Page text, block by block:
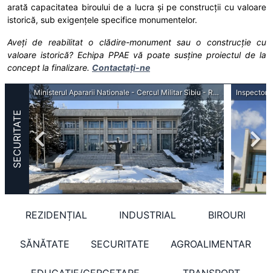
arată capacitatea biroului de a lucra și pe construcții cu valoare
istorică, sub exigențele specifice monumentelor.
Aveți de reabilitat o clădire-monument sau o construcție cu
valoare istorică? Echipa PPAE vă poate susține proiectul de la
concept la finalizare. Contactați-ne
SECURITATE
Ministerul Apararii Nationale - Cercul Militar Sibiu - Reabilitare, consolidare, recompartimentare
REZIDENȚIAL INDUSTRIAL BIROURI
SĂNĂTATE SECURITATE AGROALIMENTAR